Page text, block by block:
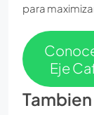
para
Eje